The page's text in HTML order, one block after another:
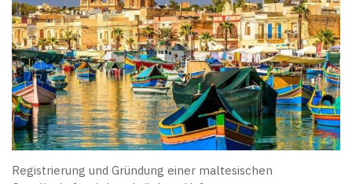
Registrierung und Gründung einer maltesischen